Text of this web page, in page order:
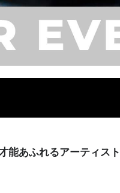
能あふれるアーティスト